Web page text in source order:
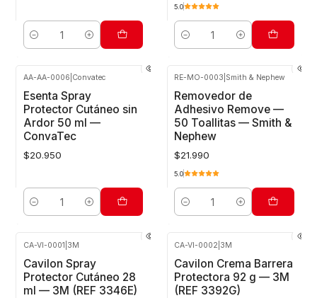
Cantidad
5.0
Cantidad
AA-AA-0006 Convatec
Esenta Spray
Protector Cutáneo sin
Ardor 50 ml —
ConvaTec
$20.950
Cantidad
RE-MO-0003 Smith & Nephew
Removedor de
Adhesivo Remove —
50 Toallitas — Smith &
Nephew
$21.990
5.0
Cantidad
CA-VI-0001 3M
Cavilon Spray
Protector Cutáneo 28
ml — 3M (REF 3346E)
CA-VI-0002 3M
Cavilon Crema Barrera
Protectora 92 g — 3M
(REF 3392G)